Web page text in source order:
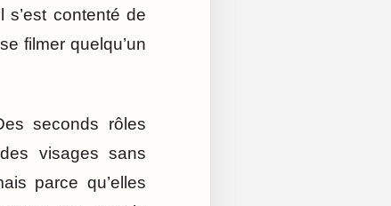
contenté de
filmer quelqu’un
seconds rôles
visages sans
parce qu’elles